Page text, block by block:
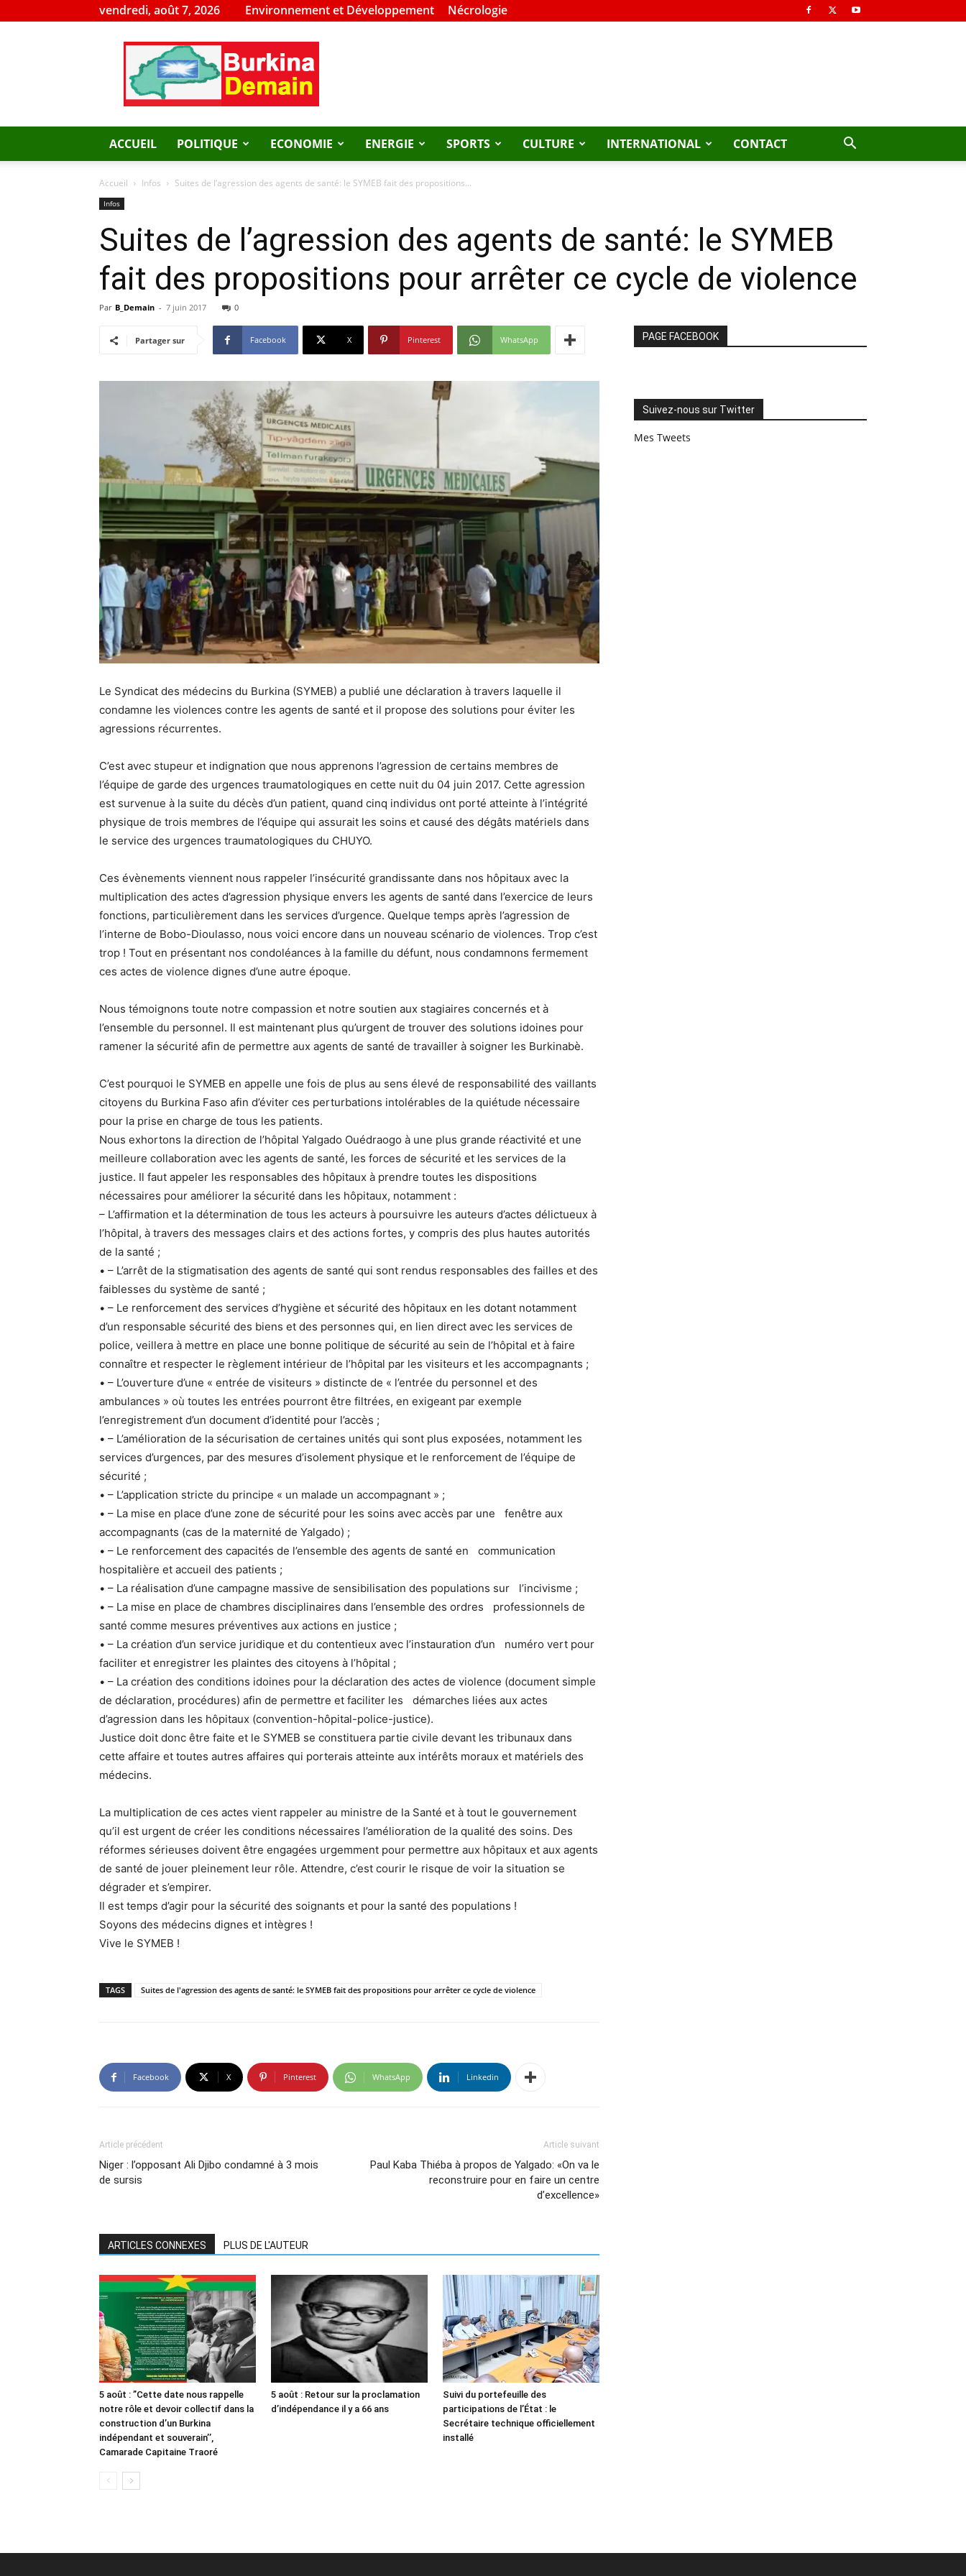
vendredi, août 7, 2026 Environnement et Développement Nécrologie
Burkina
Demain
ACCUEIL POLITIQUE ECONOMIE ENERGIE SPORTS CULTURE INTERNATIONAL CONTACT
Accueil Infos Suites de l’agression des agents de santé: le SYMEB fait des propositions...
Infos
Suites de l’agression des agents de santé: le SYMEB
fait des propositions pour arrêter ce cycle de violence
Par B_Demain - 7 juin 2017 0
Partager sur Facebook X Pinterest WhatsApp
Le Syndicat des médecins du Burkina (SYMEB) a publié une déclaration à travers laquelle il
condamne les violences contre les agents de santé et il propose des solutions pour éviter les
agressions récurrentes.
C’est avec stupeur et indignation que nous apprenons l’agression de certains membres de
l’équipe de garde des urgences traumatologiques en cette nuit du 04 juin 2017. Cette agression
est survenue à la suite du décès d’un patient, quand cinq individus ont porté atteinte à l’intégrité
physique de trois membres de l’équipe qui assurait les soins et causé des dégâts matériels dans
le service des urgences traumatologiques du CHUYO.
Ces évènements viennent nous rappeler l’insécurité grandissante dans nos hôpitaux avec la
multiplication des actes d’agression physique envers les agents de santé dans l’exercice de leurs
fonctions, particulièrement dans les services d’urgence. Quelque temps après l’agression de
l’interne de Bobo-Dioulasso, nous voici encore dans un nouveau scénario de violences. Trop c’est
trop ! Tout en présentant nos condoléances à la famille du défunt, nous condamnons fermement
ces actes de violence dignes d’une autre époque.
Nous témoignons toute notre compassion et notre soutien aux stagiaires concernés et à
l’ensemble du personnel. Il est maintenant plus qu’urgent de trouver des solutions idoines pour
ramener la sécurité afin de permettre aux agents de santé de travailler à soigner les Burkinabè.
C’est pourquoi le SYMEB en appelle une fois de plus au sens élevé de responsabilité des vaillants
citoyens du Burkina Faso afin d’éviter ces perturbations intolérables de la quiétude nécessaire
pour la prise en charge de tous les patients.
Nous exhortons la direction de l’hôpital Yalgado Ouédraogo à une plus grande réactivité et une
meilleure collaboration avec les agents de santé, les forces de sécurité et les services de la
justice. Il faut appeler les responsables des hôpitaux à prendre toutes les dispositions
nécessaires pour améliorer la sécurité dans les hôpitaux, notamment :
– L’affirmation et la détermination de tous les acteurs à poursuivre les auteurs d’actes délictueux à
l’hôpital, à travers des messages clairs et des actions fortes, y compris des plus hautes autorités
de la santé ;
• – L’arrêt de la stigmatisation des agents de santé qui sont rendus responsables des failles et des
faiblesses du système de santé ;
• – Le renforcement des services d’hygiène et sécurité des hôpitaux en les dotant notamment
d’un responsable sécurité des biens et des personnes qui, en lien direct avec les services de
police, veillera à mettre en place une bonne politique de sécurité au sein de l’hôpital et à faire
connaître et respecter le règlement intérieur de l’hôpital par les visiteurs et les accompagnants ;
• – L’ouverture d’une « entrée de visiteurs » distincte de « l’entrée du personnel et des
ambulances » où toutes les entrées pourront être filtrées, en exigeant par exemple
l’enregistrement d’un document d’identité pour l’accès ;
• – L’amélioration de la sécurisation de certaines unités qui sont plus exposées, notamment les
services d’urgences, par des mesures d’isolement physique et le renforcement de l’équipe de
sécurité ;
• – L’application stricte du principe « un malade un accompagnant » ;
• – La mise en place d’une zone de sécurité pour les soins avec accès par une fenêtre aux
accompagnants (cas de la maternité de Yalgado) ;
• – Le renforcement des capacités de l’ensemble des agents de santé en communication
hospitalière et accueil des patients ;
• – La réalisation d’une campagne massive de sensibilisation des populations sur l’incivisme ;
• – La mise en place de chambres disciplinaires dans l’ensemble des ordres professionnels de
santé comme mesures préventives aux actions en justice ;
• – La création d’un service juridique et du contentieux avec l’instauration d’un numéro vert pour
faciliter et enregistrer les plaintes des citoyens à l’hôpital ;
• – La création des conditions idoines pour la déclaration des actes de violence (document simple
de déclaration, procédures) afin de permettre et faciliter les démarches liées aux actes
d’agression dans les hôpitaux (convention-hôpital-police-justice).
Justice doit donc être faite et le SYMEB se constituera partie civile devant les tribunaux dans
cette affaire et toutes autres affaires qui porterais atteinte aux intérêts moraux et matériels des
médecins.
La multiplication de ces actes vient rappeler au ministre de la Santé et à tout le gouvernement
qu’il est urgent de créer les conditions nécessaires l’amélioration de la qualité des soins. Des
réformes sérieuses doivent être engagées urgemment pour permettre aux hôpitaux et aux agents
de santé de jouer pleinement leur rôle. Attendre, c’est courir le risque de voir la situation se
dégrader et s’empirer.
Il est temps d’agir pour la sécurité des soignants et pour la santé des populations !
Soyons des médecins dignes et intègres !
Vive le SYMEB !
TAGS Suites de l'agression des agents de santé: le SYMEB fait des propositions pour arrêter ce cycle de violence
Facebook X Pinterest WhatsApp Linkedin
Article précédent
Niger : l’opposant Ali Djibo condamné à 3 mois
de sursis
Article suivant
Paul Kaba Thiéba à propos de Yalgado: «On va le
reconstruire pour en faire un centre
d’excellence»
ARTICLES CONNEXES PLUS DE L'AUTEUR
5 août : ”Cette date nous rappelle
notre rôle et devoir collectif dans la
construction d’un Burkina
indépendant et souverain’’,
Camarade Capitaine Traoré
5 août : Retour sur la proclamation
d’indépendance il y a 66 ans
Suivi du portefeuille des
participations de l’État : le
Secrétaire technique officiellement
installé
PAGE FACEBOOK
Suivez-nous sur Twitter
Mes Tweets